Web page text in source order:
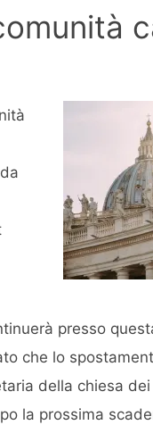
presso
che lo
della chiesa
la prossima